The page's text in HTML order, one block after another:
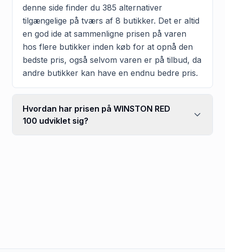
denne side finder du 385 alternativer
tilgængelige på tværs af 8 butikker. Det er altid
en god ide at sammenligne prisen på varen
hos flere butikker inden køb for at opnå den
bedste pris, også selvom varen er på tilbud, da
andre butikker kan have en endnu bedre pris.
Hvordan har prisen på WINSTON RED
100 udviklet sig?